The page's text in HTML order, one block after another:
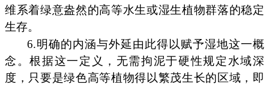
维系着绿意盎然的高等水生或湿生植物群落的稳定
生存。
6.明确的内涵与外延由此得以赋予湿地这一概
念。根据这一定义，无需拘泥于硬性规定水域深
度，只要是绿色高等植物得以繁茂生长的区域，即